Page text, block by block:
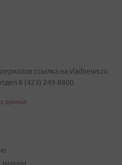
ссылка на vladnews.ru
8 (423) 249-8800
данных